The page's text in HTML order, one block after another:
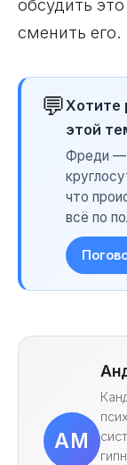
обсудить
сменить его.
💬Хотите
этой
Фреди —
что
всё по
АМ